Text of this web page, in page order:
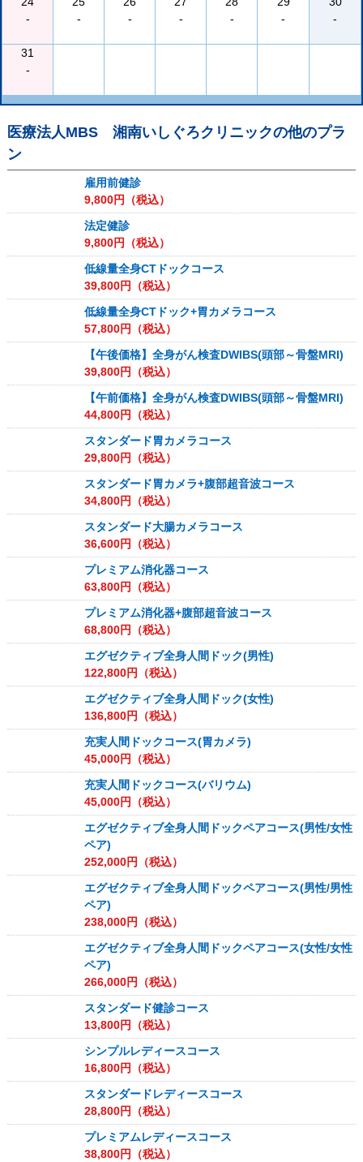
-
-
-
-
-
-
-
31
-
医療法人MBS 湘南いしぐろクリニックの他のプラ
ン
雇用前健診
9,800円（税込）
法定健診
9,800円（税込）
低線量全身CTドックコース
39,800円（税込）
低線量全身CTドック+胃カメラコース
57,800円（税込）
【午後価格】全身がん検査DWIBS(頭部～骨盤MRI)
39,800円（税込）
【午前価格】全身がん検査DWIBS(頭部～骨盤MRI)
44,800円（税込）
スタンダード胃カメラコース
29,800円（税込）
スタンダード胃カメラ+腹部超音波コース
34,800円（税込）
スタンダード大腸カメラコース
36,600円（税込）
プレミアム消化器コース
63,800円（税込）
プレミアム消化器+腹部超音波コース
68,800円（税込）
エグゼクティブ全身人間ドック(男性)
122,800円（税込）
エグゼクティブ全身人間ドック(女性)
136,800円（税込）
充実人間ドックコース(胃カメラ)
45,000円（税込）
充実人間ドックコース(バリウム)
45,000円（税込）
エグゼクティブ全身人間ドックペアコース(男性/女性
ペア)
252,000円（税込）
エグゼクティブ全身人間ドックペアコース(男性/男性
ペア)
238,000円（税込）
エグゼクティブ全身人間ドックペアコース(女性/女性
ペア)
266,000円（税込）
スタンダード健診コース
13,800円（税込）
シンプルレディースコース
16,800円（税込）
スタンダードレディースコース
28,800円（税込）
プレミアムレディースコース
38,800円（税込）